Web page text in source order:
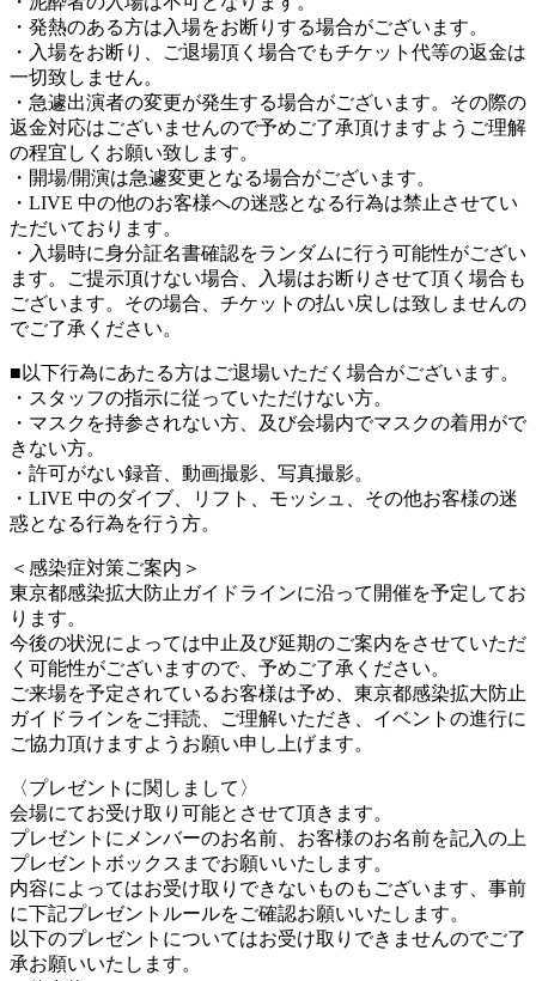
・発熱のある方は入場をお断りする場合がございます。
・入場をお断り、ご退場頂く場合でもチケット代等の返金は
一切致しません。
・急遽出演者の変更が発生する場合がございます。その際の
返金対応はございませんので予めご了承頂けますようご理解
の程宜しくお願い致します。
・開場/開演は急遽変更となる場合がございます。
・LIVE 中の他のお客様への迷惑となる行為は禁止させてい
ただいております。
・入場時に身分証名書確認をランダムに行う可能性がござい
ます。ご提示頂けない場合、入場はお断りさせて頂く場合も
ございます。その場合、チケットの払い戻しは致しませんの
でご了承ください。
■以下行為にあたる方はご退場いただく場合がございます。
・スタッフの指示に従っていただけない方。
・マスクを持参されない方、及び会場内でマスクの着用がで
きない方。
・許可がない録音、動画撮影、写真撮影。
・LIVE 中のダイブ、リフト、モッシュ、その他お客様の迷
惑となる行為を行う方。
＜感染症対策ご案内＞
東京都感染拡大防止ガイドラインに沿って開催を予定してお
ります。
今後の状況によっては中止及び延期のご案内をさせていただ
く可能性がございますので、予めご了承ください。
ご来場を予定されているお客様は予め、東京都感染拡大防止
ガイドラインをご拝読、ご理解いただき、イベントの進行に
ご協力頂けますようお願い申し上げます。
〈プレゼントに関しまして〉
会場にてお受け取り可能とさせて頂きます。
プレゼントにメンバーのお名前、お客様のお名前を記入の上
プレゼントボックスまでお願いいたします。
内容によってはお受け取りできないものもございます、事前
に下記プレゼントルールをご確認お願いいたします。
以下のプレゼントについてはお受け取りできませんのでご了
承お願いいたします。